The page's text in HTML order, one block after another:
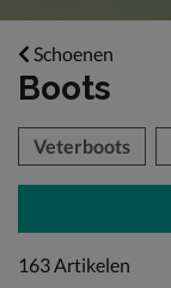
Schoenen
Boots
over
Veterboots
163 artikelen
163 Artikelen